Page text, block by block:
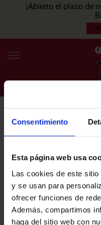
Consentimiento
Esta página web usa
Las cookies de este
y se usan para
ofrecer funciones de
Además, compartimos
haga del sitio web con
¡Abierto el plazo de
ES EU
últimas noticias y
Email
He leído y acepto laPolítica